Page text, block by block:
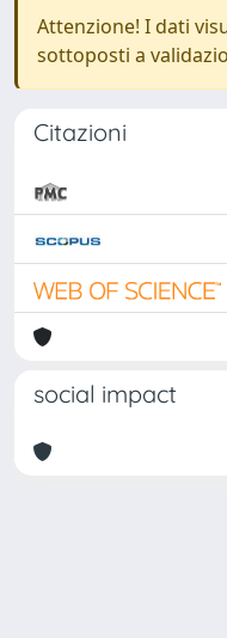
Attenzione! I dati
sottoposti a
Citazioni
social impact